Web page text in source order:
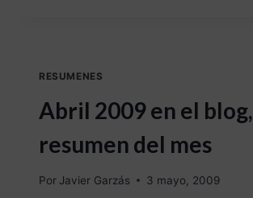
RESUMENES
Abril 2009 en el blog,
resumen del mes
Por Javier Garzás 3 mayo, 2009